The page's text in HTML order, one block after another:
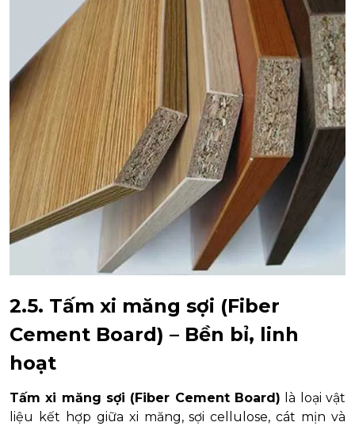
2.5. Tấm xi măng sợi (Fiber
Cement Board) – Bền bỉ, linh
hoạt
Tấm xi măng sợi (Fiber Cement Board) là loại vật
liệu kết hợp giữa xi măng, sợi cellulose, cát mịn và